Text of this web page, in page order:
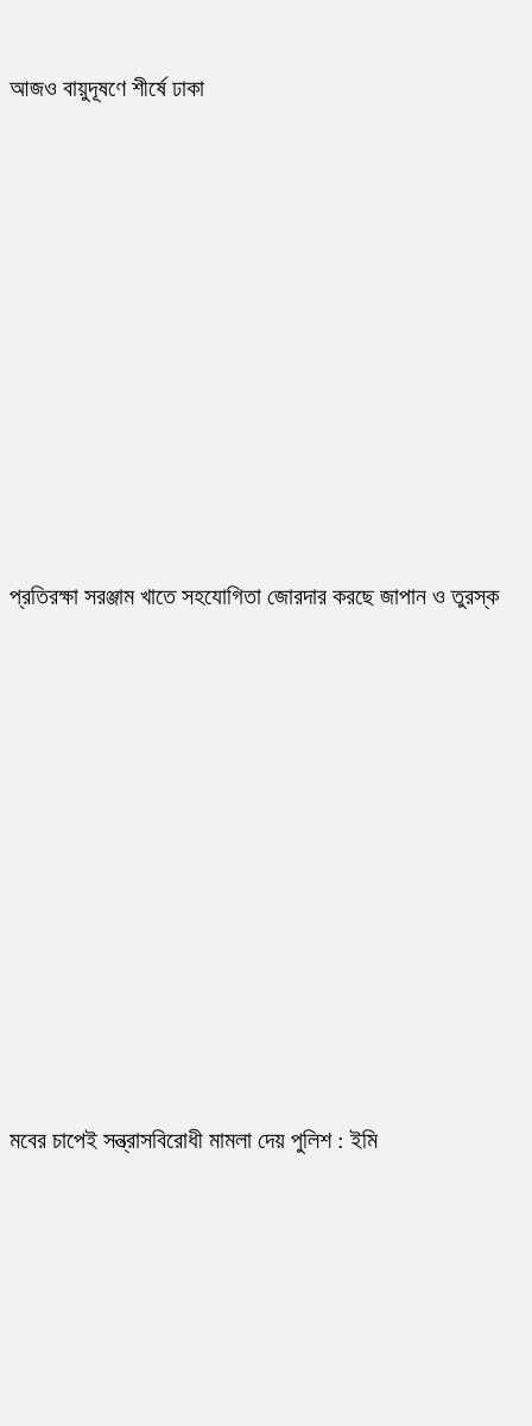
আজও বায়ুদূষণে শীর্ষে ঢাকা
প্রতিরক্ষা সরঞ্জাম খাতে সহযোগিতা জোরদার করছে জাপান ও তুরস্ক
মবের চাপেই সন্ত্রাসবিরোধী মামলা দেয় পুলিশ : ইমি